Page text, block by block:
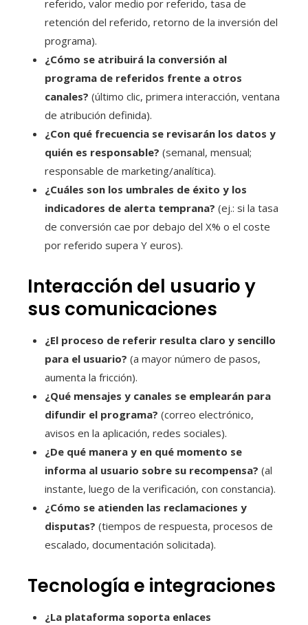
referido, valor medio por referido, tasa de
retención del referido, retorno de la inversión del
programa).
¿Cómo se atribuirá la conversión al
programa de referidos frente a otros
canales? (último clic, primera interacción, ventana
de atribución definida).
¿Con qué frecuencia se revisarán los datos y
quién es responsable? (semanal, mensual;
responsable de marketing/analítica).
¿Cuáles son los umbrales de éxito y los
indicadores de alerta temprana? (ej.: si la tasa
de conversión cae por debajo del X% o el coste
por referido supera Y euros).
Interacción del usuario y
sus comunicaciones
¿El proceso de referir resulta claro y sencillo
para el usuario? (a mayor número de pasos,
aumenta la fricción).
¿Qué mensajes y canales se emplearán para
difundir el programa? (correo electrónico,
avisos en la aplicación, redes sociales).
¿De qué manera y en qué momento se
informa al usuario sobre su recompensa? (al
instante, luego de la verificación, con constancia).
¿Cómo se atienden las reclamaciones y
disputas? (tiempos de respuesta, procesos de
escalado, documentación solicitada).
Tecnología e integraciones
¿La plataforma soporta enlaces